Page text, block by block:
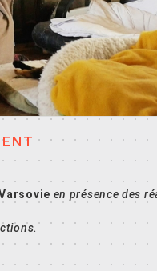
en présence des